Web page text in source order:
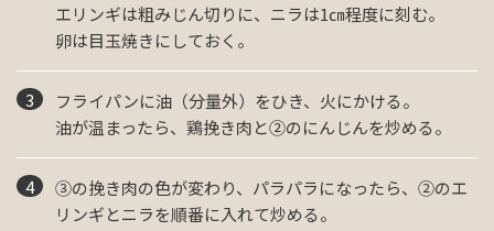
エリンギは粗みじん切りに、ニラは1㎝程度に刻む。
卵は目玉焼きにしておく。
フライパンに油（分量外）をひき、火にかける。
油が温まったら、鶏挽き肉と②のにんじんを炒める。
③の挽き肉の色が変わり、パラパラになったら、②のエ
リンギとニラを順番に入れて炒める。